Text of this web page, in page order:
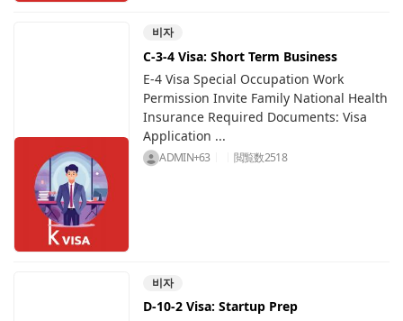
비자
C-3-4 Visa: Short Term Business
E-4 Visa Special Occupation Work
Permission Invite Family National Health
Insurance Required Documents: Visa
Application ...
ADMIN+63 閲覧数2518
비자
D-10-2 Visa: Startup Prep